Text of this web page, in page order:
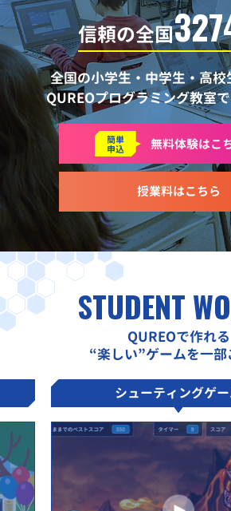
信頼の全国
全国の小学生・中学生・高校
QUREOプログラミング教室
授業料はこちら
簡単
申込 無料体験はこ
STUDENT
QUREOで作れる
“楽しい”ゲームを一部
シューティングゲ